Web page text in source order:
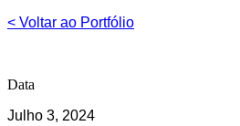
< Voltar ao Portfólio
Data
Julho 3, 2024